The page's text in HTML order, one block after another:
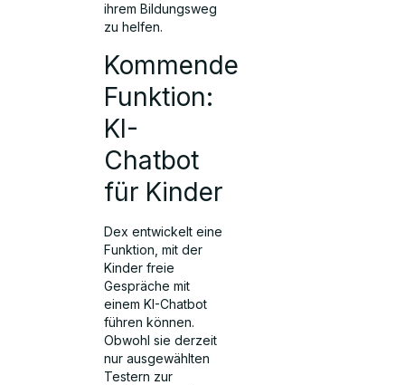
ihrem Bildungsweg
zu helfen.
Kommende
Funktion:
KI-
Chatbot
für Kinder
Dex entwickelt eine
Funktion, mit der
Kinder freie
Gespräche mit
einem KI-Chatbot
führen können.
Obwohl sie derzeit
nur ausgewählten
Testern zur